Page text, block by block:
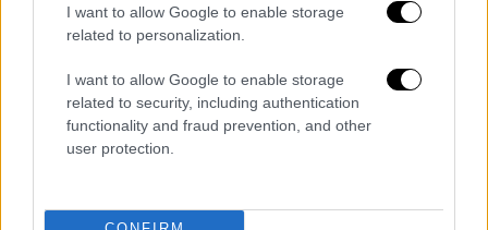
I want to allow Google to enable storage
related to personalization.
I want to allow Google to enable storage
related to security, including authentication
functionality and fraud prevention, and other
user protection.
Τα σχολιά σας δημοσιεύονται άμεσα με δική σας ευθύνη. Το
ΕΘΝΟΣ θα παρεμβαίνει και τα προσβλητικά σχόλια θα
διαγράφονται